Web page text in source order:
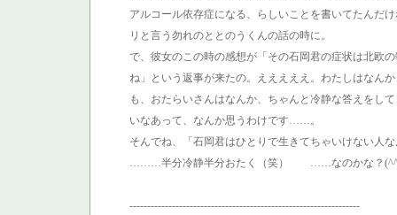
アルコール依存症になる、らしいことを書いてたんだ
リと言う勿れのととのうくんの話の時に。
で、彼女のこの時の感想が「その石岡君の症状は北欧
ね」という返事が来たの。えええええ。わたしはなん
も、おたらいさんはなんか、ちゃんと冷静な答えを
いなあって、なんか思うわけです……。
そんでね、「石岡君はひとりで生きてちゃいけない人
………半分冷静半分おたく（笑） ……なのかな？
-----------------------------------------------------------------